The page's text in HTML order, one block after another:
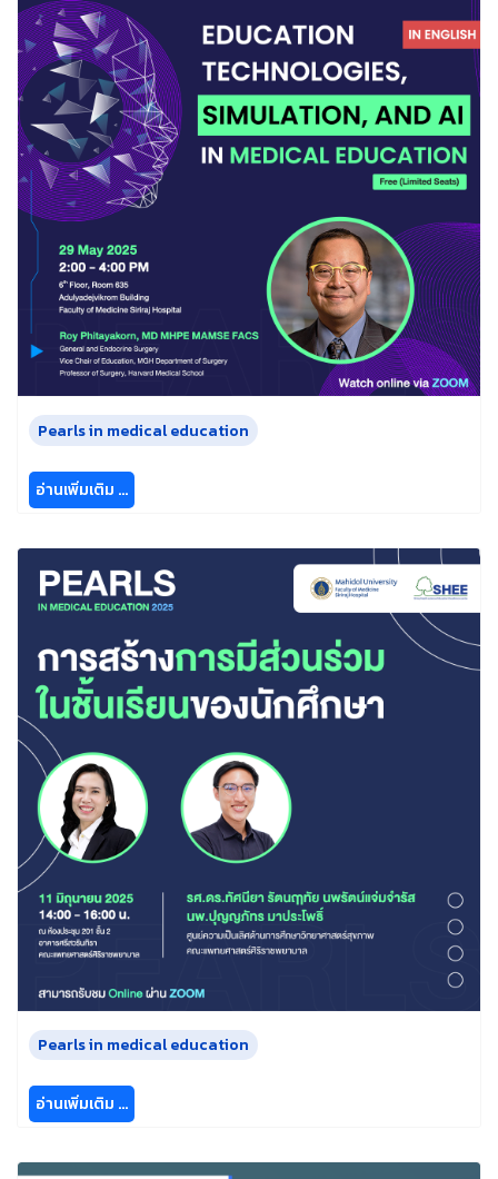
Pearls in medical education
อ่านเพิ่มเติม …
Pearls in medical education
อ่านเพิ่มเติม …